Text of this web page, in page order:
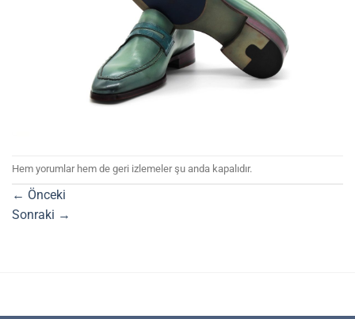
Hem yorumlar hem de geri izlemeler şu anda kapalıdır.
← Önceki
Sonraki →